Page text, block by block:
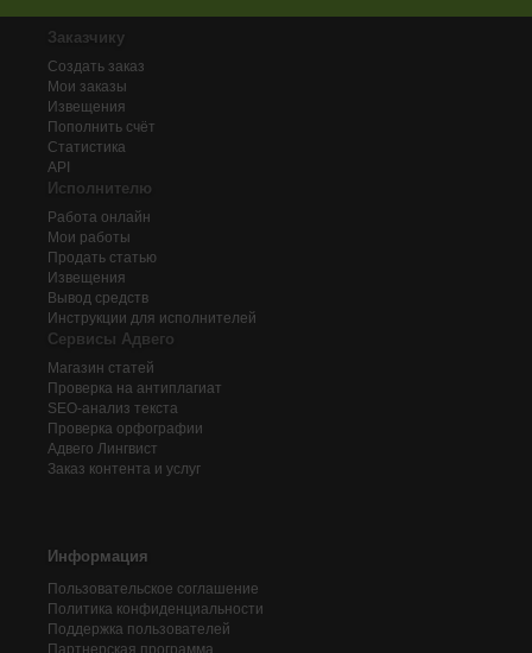
Заказчику
Создать заказ
Мои заказы
Извещения
Пополнить счёт
Статистика
API
Исполнителю
Работа онлайн
Мои работы
Продать статью
Извещения
Вывод средств
Инструкции для исполнителей
Сервисы Адвего
Магазин статей
Проверка на антиплагиат
SEO-анализ текста
Проверка орфографии
Адвего Лингвист
Заказ контента и услуг
Информация
Пользовательское соглашение
Политика конфиденциальности
Поддержка пользователей
Партнерская программа